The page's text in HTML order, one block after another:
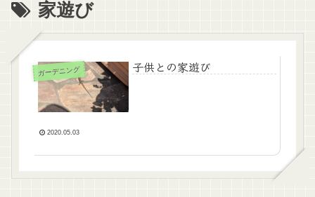
家遊び
ガーデニング 子供との家遊び
2020.05.03